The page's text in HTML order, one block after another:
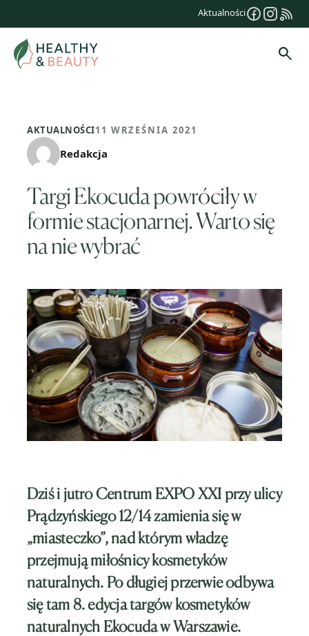
treści
Aktualności
AKTUALNOŚCI11 WRZEŚNIA 2021
Redakcja
Targi Ekocuda powróciły w
formie stacjonarnej. Warto się
na nie wybrać
Dziś i jutro Centrum EXPO XXI przy ulicy
Prądzyńskiego 12/14 zamienia się w
„miasteczko”, nad którym władzę
przejmują miłośnicy kosmetyków
naturalnych. Po długiej przerwie odbywa
się tam 8. edycja targów kosmetyków
naturalnych Ekocuda w Warszawie.